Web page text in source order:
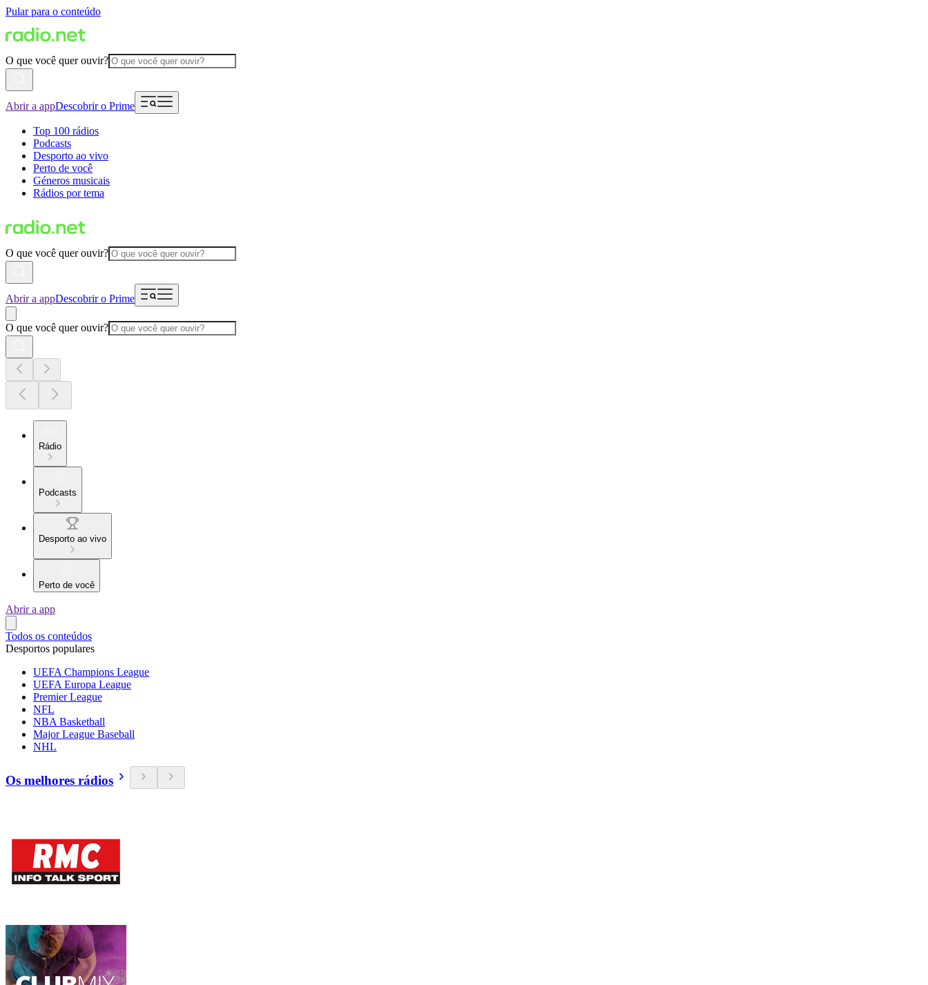
Pular para o conteúdo
O que você quer ouvir?
Abrir a appDescobrir o Prime
Top 100 rádios
Podcasts
Desporto ao vivo
Perto de você
Géneros musicais
Rádios por tema
O que você quer ouvir?
Abrir a appDescobrir o Prime
O que você quer ouvir?
Rádio
Podcasts
Desporto ao vivo
Perto de você
Abrir a app
Todos os conteúdos
Desportos populares
UEFA Champions League
UEFA Europa League
Premier League
NFL
NBA Basketball
Major League Baseball
NHL
Os melhores rádios